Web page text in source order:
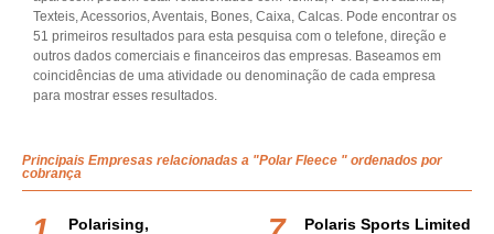
Texteis, Acessorios, Aventais, Bones, Caixa, Calcas. Pode encontrar os
51 primeiros resultados para esta pesquisa com o telefone, direção e
outros dados comerciais e financeiros das empresas. Baseamos em
coincidências de uma atividade ou denominação de cada empresa
para mostrar esses resultados.
Principais Empresas relacionadas a "Polar Fleece " ordenados por
cobrança
Polarising,
Polaris Sports Limited